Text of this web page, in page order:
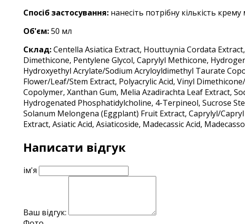
Спосіб застосування: нанесіть потрібну кількість
Об'єм:50 мл
Склад:Centella Asiatica Extract, Houttuynia Cordata
Dimethicone, Pentylene Glycol, Caprylyl Methicone,
Hydroxyethyl Acrylate/Sodium Acryloyldimethyl Taurate
Flower/Leaf/Stem Extract, Polyacrylic Acid, Vinyl
Copolymer, Xanthan Gum, Melia Azadirachta Leaf Extract,
Hydrogenated Phosphatidylcholine, 4-Terpineol, Sucrose
Solanum Melongena (Eggplant) Fruit Extract, Caprylyl/
Extract, Asiatic Acid, Asiaticoside, Madecassic Acid,
Написати відгук
ім'я
Ваш відгук: